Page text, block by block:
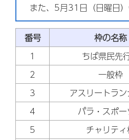
また、5月31日（日曜日）
番号 枠の名称
1
ちば県民先
2
一般枠
3
アスリートラ
4
パラ・スポ
5
チャリテ